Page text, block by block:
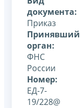
документа:
Приказ
Принявший
орган:
ФНС
России
Номер:
ЕД-7-
19/228@